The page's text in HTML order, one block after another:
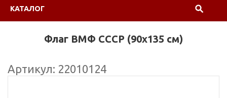
КАТАЛОГ
Флаг ВМФ СССР (90х135 см)
Артикул: 22010124